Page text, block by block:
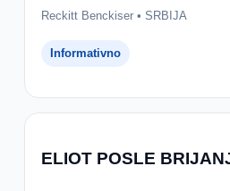
Reckitt Benckiser • SRBIJA
Informativno
ELIOT POSLE